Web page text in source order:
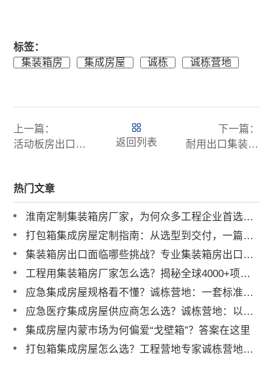
标签：
集装箱房
集成房屋 诚栋 诚栋营地
上一篇：
活动板房出口 批量定制 工程营地 / 难民营专属方案
返回列表
下一篇：
耐用出口集装箱房 快速安装 海外工地临时住房解决方案
热门文章
淮南定制集装箱房厂家，为何众多工程企业首选诚栋营地？
打包箱集成房屋定制指南：从选型到交付，一篇讲透
集装箱房出口面临哪些挑战？专业集装箱房出口流程与解决方案全解析
工程用集装箱房厂家怎么选？揭秘全球4000+项目背后的实力品牌
应急集成房屋规格看不懂？诚栋营地：一套标准，多重保障，定义行业品质标杆
应急医疗集成房屋供应商怎么选？诚栋营地：以专业产品守护生命防线，赋能高效应急响应
集成房屋内蒙市场为何偏爱“戈壁箱”？答案在这里
打包箱集成房屋怎么选？工程营地专家诚栋营地揭秘：品质与解决方案是关键